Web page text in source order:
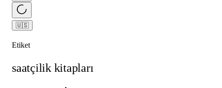
🇺🇸
Etiket
saatçilik kitapları